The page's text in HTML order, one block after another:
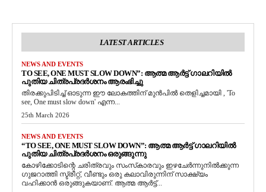
LATEST ARTICLES
NEWS AND EVENTS
TO SEE, ONE MUST SLOW DOWN”: ആത്മ ആർട്ട് ഗാലറിയിൽ
പുതിയ ചിത്രപ്രദർശനം ആരംഭിച്ചു
തിരക്കുപിടിച്ച് ഓടുന്ന ഈ ലോകത്തിന് മുൻപിൽ തെളിച്ചമായി , 'To
see, One must slow down' എന്ന...
25th March 2026
NEWS AND EVENTS
“TO SEE, ONE MUST SLOW DOWN”: ആത്മ ആർട്ട് ഗാലറിയിൽ
പുതിയ ചിത്രപ്രദർശനം ഒരുങ്ങുന്നു
കോഴിക്കോടിന്റെ ചരിത്രവും സംസ്‌കാരവും ഇഴചേർന്നുനിൽക്കുന്ന
ഗുജറാത്തി സ്ട്രീറ്റ്, വീണ്ടും ഒരു കലാവിരുന്നിന് സാക്ഷ്യം
വഹിക്കാൻ ഒരുങ്ങുകയാണ്. ആത്മ ആർട്ട്...